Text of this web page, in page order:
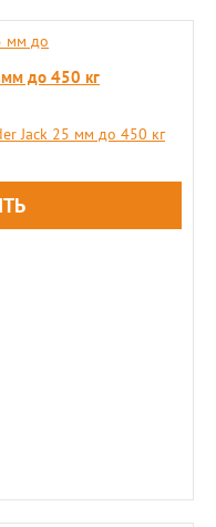
до 450 кг
Jack 25 мм до 450 кг